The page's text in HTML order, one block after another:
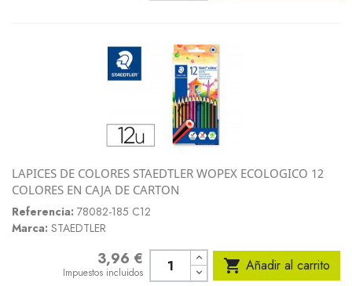
LAPICES DE COLORES STAEDTLER WOPEX ECOLOGICO 12
COLORES EN CAJA DE CARTON
Referencia: 78082-185 C12
Marca: STAEDTLER
3,96 €
Impuestos incluidos  Añadir al carrito